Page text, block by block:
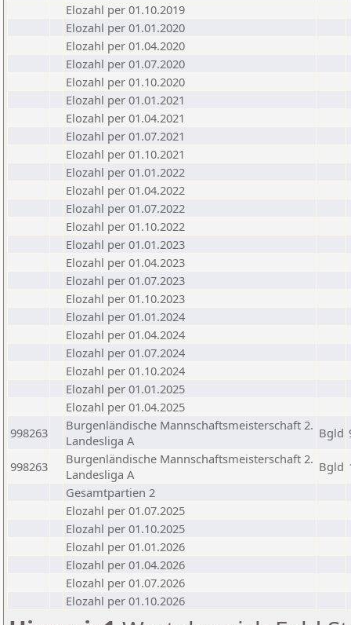
Elozahl per 01.10.2019
Elozahl per 01.01.2020
Elozahl per 01.04.2020
Elozahl per 01.07.2020
Elozahl per 01.10.2020
Elozahl per 01.01.2021
Elozahl per 01.04.2021
Elozahl per 01.07.2021
Elozahl per 01.10.2021
Elozahl per 01.01.2022
Elozahl per 01.04.2022
Elozahl per 01.07.2022
Elozahl per 01.10.2022
Elozahl per 01.01.2023
Elozahl per 01.04.2023
Elozahl per 01.07.2023
Elozahl per 01.10.2023
Elozahl per 01.01.2024
Elozahl per 01.04.2024
Elozahl per 01.07.2024
Elozahl per 01.10.2024
Elozahl per 01.01.2025
Elozahl per 01.04.2025
998263
Burgenländische Mannschaftsmeisterschaft 2.
Landesliga A
Bgld
998263
Burgenländische Mannschaftsmeisterschaft 2.
Landesliga A
Bgld
Gesamtpartien 2
Elozahl per 01.07.2025
Elozahl per 01.10.2025
Elozahl per 01.01.2026
Elozahl per 01.04.2026
Elozahl per 01.07.2026
Elozahl per 01.10.2026